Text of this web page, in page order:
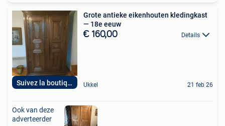
Suivez la boutique
Grote antieke eikenhouten kledingkast
— 18e eeuw
€ 160,00 Details
Ukkel 21 feb 26
Ook van deze
adverteerder